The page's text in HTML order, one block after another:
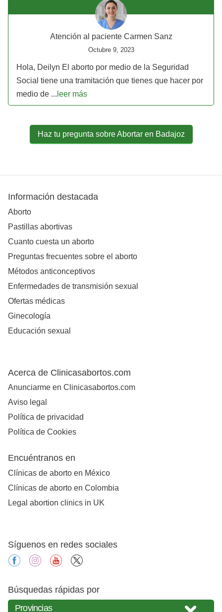
Atención al paciente Carmen Sanz
Octubre 9, 2023
Hola, Deilyn El aborto por medio de la Seguridad
Social tiene una tramitación que tienes que hacer por
medio de ... leer más
Haz tu pregunta sobre Abortar en Badajoz
Información destacada
Aborto
Pastillas abortivas
Cuanto cuesta un aborto
Preguntas frecuentes sobre el aborto
Métodos anticonceptivos
Enfermedades de transmisión sexual
Ofertas médicas
Ginecología
Educación sexual
Acerca de Clinicasabortos.com
Anunciarme en Clinicasabortos.com
Aviso legal
Política de privacidad
Política de Cookies
Encuéntranos en
Clínicas de aborto en México
Clínicas de aborto en Colombia
Legal abortion clinics in UK
Síguenos en redes sociales
facebookinstagramyoutube
Búsquedas rápidas por